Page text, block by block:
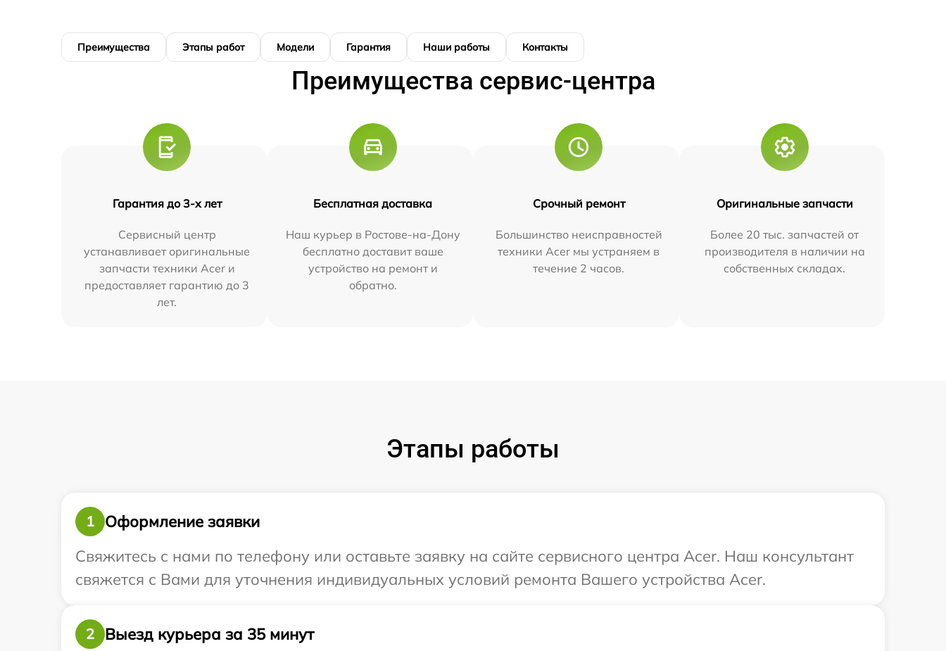
Преимущества Этапы работ Модели Гарантия Наши работы Контакты
Преимущества сервис-центра
Гарантия до 3-х лет
Сервисный центр
устанавливает оригинальные
запчасти техники Acer и
предоставляет гарантию до 3
лет.
Бесплатная доставка
Наш курьер в Ростове-на-Дону
бесплатно доставит ваше
устройство на ремонт и
обратно.
Срочный ремонт
Большинство неисправностей
техники Acer мы устраняем в
течение 2 часов.
Оригинальные запчасти
Более 20 тыс. запчастей от
производителя в наличии на
собственных складах.
Этапы работы
1
Оформление заявки
Свяжитесь с нами по телефону или оставьте заявку на сайте сервисного центра Acer. Наш консультант
свяжется с Вами для уточнения индивидуальных условий ремонта Вашего устройства Acer.
2
Выезд курьера за 35 минут